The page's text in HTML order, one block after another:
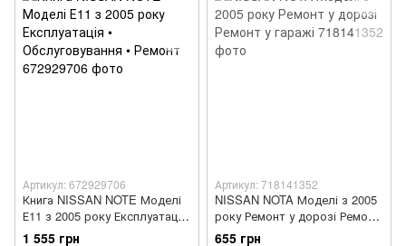
Артикул: 672929706
Книга NISSAN NOTE Моделі
Е11 з 2005 року Експлуатація
• Обслуговування • Ремонт
1 555 грн
Артикул: 718141352
NISSAN NOTA Моделі з 2005
року Ремонт у дорозі Ремонт
у гаражі
655 грн